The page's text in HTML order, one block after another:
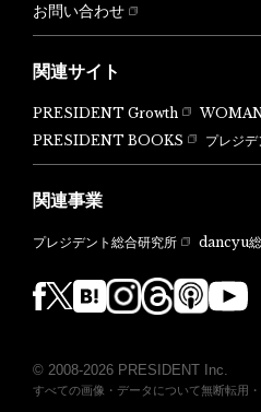
お問い合わせ
関連サイト
PRESIDENT Growth
PRESIDENT BOOKS
プレジ
関連事業
プレジデント総合研究所 dancyu
© 2008-2026 PRESIDENT Inc.
すべての画像・データについて無断転用